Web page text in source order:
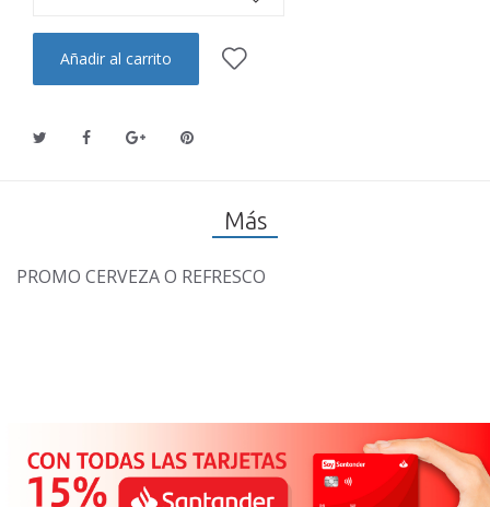
Añadir al carrito
Más
PROMO CERVEZA O REFRESCO